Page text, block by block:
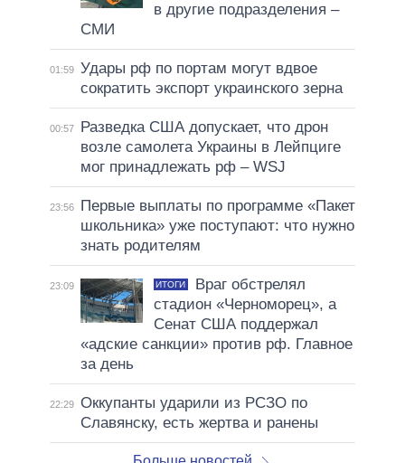
в другие подразделения –
СМИ
01:59 Удары рф по портам могут вдвое
сократить экспорт украинского зерна
00:57
Разведка США допускает, что дрон
возле самолета Украины в Лейпциге
мог принадлежать рф – WSJ
23:56
Первые выплаты по программе «Пакет
школьника» уже поступают: что нужно
знать родителям
23:09 ИТОГИ
Враг обстрелял
стадион «Черноморец», а
Сенат США поддержал
«адские санкции» против рф. Главное
за день
22:29 Оккупанты ударили из РСЗО по
Славянску, есть жертва и ранены